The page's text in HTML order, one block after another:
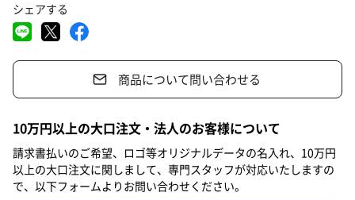
チェックをイメージ
せて楽しめます。女性の方はもちろん、男性の方にも。
2種類のデザインから選べます
Little BigBang
#母親 #義父
#30代 #40代
シェアする
商品について問い合わせる
10万円以上の大口注文・法人のお客様について
請求書払いのご希望、ロゴ等オリジナルデータの名入れ、10万円
以上の大口注文に関しまして、専門スタッフが対応いたしますの
で、以下フォームよりお問い合わせください。